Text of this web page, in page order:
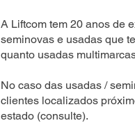
A Liftcom tem 20 anos de
seminovas e usadas que
quanto usadas
No caso das usadas /
clientes localizados
estado (consulte).